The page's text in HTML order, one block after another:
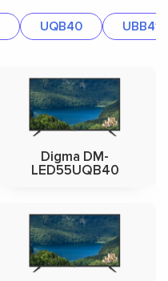
UQB40 UBB41
Digma DM-
LED55UQB40